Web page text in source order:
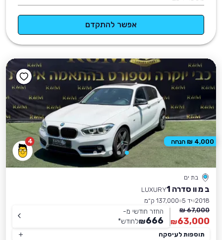
אפשר להתקדם
4
בת ים
ב מ וו סדרה 1
LUXURY
2018 יד 5
137,000 ק״מ
67,000 ₪
63,000
₪
החזר חודשי מ-
666
₪לחודש*
תוספות לעיסקה
4,000 ₪ הנחה